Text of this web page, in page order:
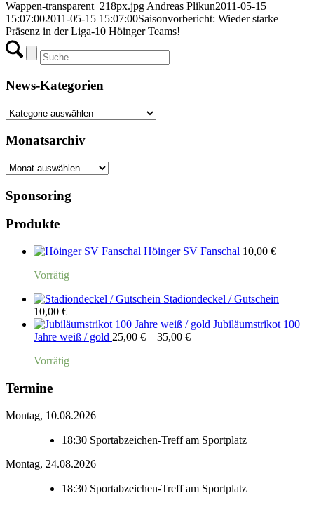
Wappen-transparent_218px.jpg Andreas Plikun2011-05-15
15:07:002011-05-15 15:07:00Saisonvorbericht: Wieder starke
Präsenz in der Liga-10 Höinger Teams!
News-Kategorien
News-
Monatsarchiv
Monatsarchiv
Sponsoring
Produkte
Höinger SV Fanschal 10,00 €
Vorrätig
Stadiondeckel / Gutschein
10,00 €
Jubiläumstrikot 100
Jahre weiß / gold 25,00 € – 35,00 €Preisspanne:
Vorrätig
Termine
Montag, 10.08.2026
18:30 Sportabzeichen-Treff am Sportplatz
Montag, 24.08.2026
18:30 Sportabzeichen-Treff am Sportplatz